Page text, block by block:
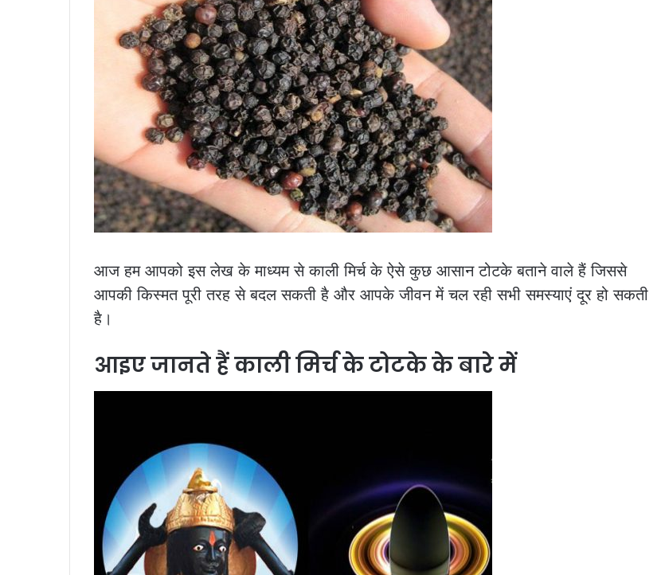
आज हम आपको इस लेख के माध्यम से काली मिर्च के ऐसे कुछ आसान टोटके बताने वाले हैं जिससे
आपकी किस्मत पूरी तरह से बदल सकती है और आपके जीवन में चल रही सभी समस्याएं दूर हो सकती
है।
आइए जानते हैं काली मिर्च के टोटके के बारे में